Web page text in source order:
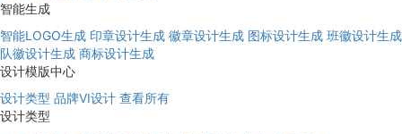
智能生成
智能LOGO生成 印章设计生成 徽章设计生成 图标设计生成 班徽设计生成
队徽设计生成 商标设计生成
设计模版中心
设计类型 品牌VI设计 查看所有
设计类型